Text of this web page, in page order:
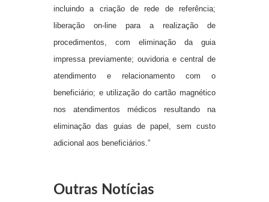
incluindo a criação de rede de referência;
liberação on-line para a realização de
procedimentos, com eliminação da guia
impressa previamente; ouvidoria e central de
atendimento e relacionamento com o
beneficiário; e utilização do cartão magnético
nos atendimentos médicos resultando na
eliminação das guias de papel, sem custo
adicional aos beneficiários.”
Outras Notícias